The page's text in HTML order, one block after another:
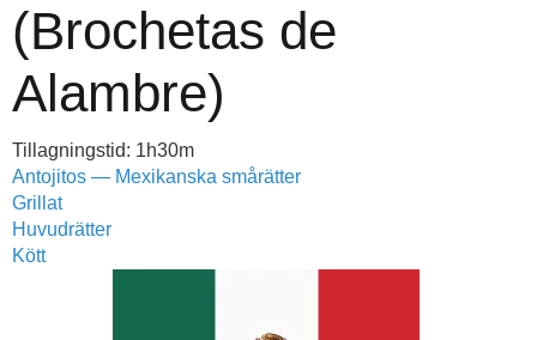
(Brochetas de
Alambre)
Tillagningstid: 1h30m
Antojitos — Mexikanska smårätter
Grillat
Huvudrätter
Kött